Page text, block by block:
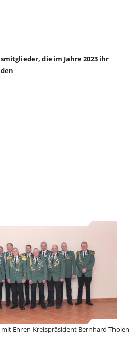
die im Jahre 2023 ihr
Ehren-Kreispräsident Bernhard Tholen